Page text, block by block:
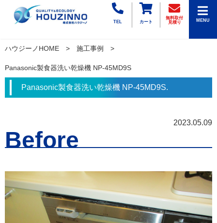
TEL カート
無料取付
見積り
MENU
ハウジーノHOME 施工事例
Panasonic製食器洗い乾燥機 NP-45MD9S
Panasonic製食器洗い乾燥機 NP-45MD9S.
2023.05.09
Before